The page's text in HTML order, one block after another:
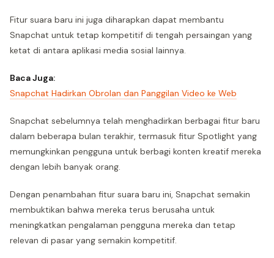
Fitur suara baru ini juga diharapkan dapat membantu
Snapchat untuk tetap kompetitif di tengah persaingan yang
ketat di antara aplikasi media sosial lainnya.
Baca Juga:
Snapchat Hadirkan Obrolan dan Panggilan Video ke Web
Snapchat sebelumnya telah menghadirkan berbagai fitur baru
dalam beberapa bulan terakhir, termasuk fitur Spotlight yang
memungkinkan pengguna untuk berbagi konten kreatif mereka
dengan lebih banyak orang.
Dengan penambahan fitur suara baru ini, Snapchat semakin
membuktikan bahwa mereka terus berusaha untuk
meningkatkan pengalaman pengguna mereka dan tetap
relevan di pasar yang semakin kompetitif.